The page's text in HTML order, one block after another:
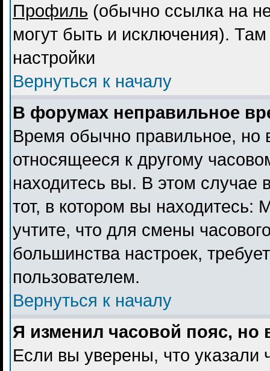
Профиль (обычно ссылка на
могут быть и исключения).
настройки
Вернуться к началу
В форумах неправильное
Время обычно правильное, но
относящееся к другому
находитесь вы. В этом случае
тот, в котором вы находитесь:
учтите, что для смены
большинства настроек,
пользователем.
Вернуться к началу
Я изменил часовой пояс, но
Если вы уверены, что указали